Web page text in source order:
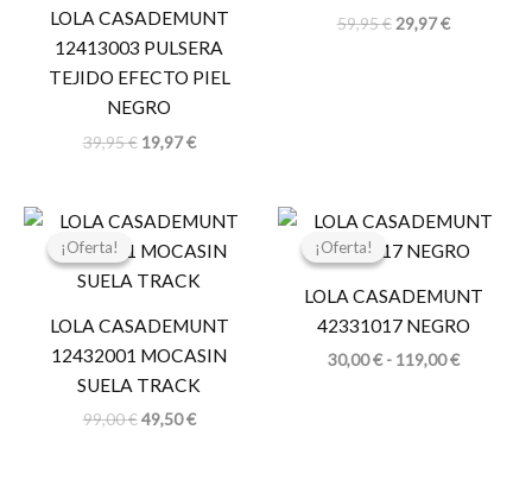
LOLA CASADEMUNT
12413003 PULSERA
TEJIDO EFECTO PIEL
NEGRO
39,95€ 19,97€
59,95€ 29,97€
¡Oferta!
¡Oferta!
LOLA CASADEMUNT
12432001 MOCASIN
SUELA TRACK
99,00€
El
original
era:
49,50€
El
actual
es:
¡Oferta!
¡Oferta!
LOLA CASADEMUNT
42331017 NEGRO
30,00€ - 119,00€
Rango
precios:
30,00 €
hasta